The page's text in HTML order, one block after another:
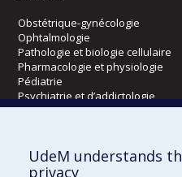
Obstétrique-gynécologie
Ophtalmologie
Pathologie et biologie cellulaire
Pharmacologie et physiologie
Pédiatrie
Psychiatrie et d’addictologie
Radiologie, radio-oncologie et
Écoles
UdeM understands
privacy